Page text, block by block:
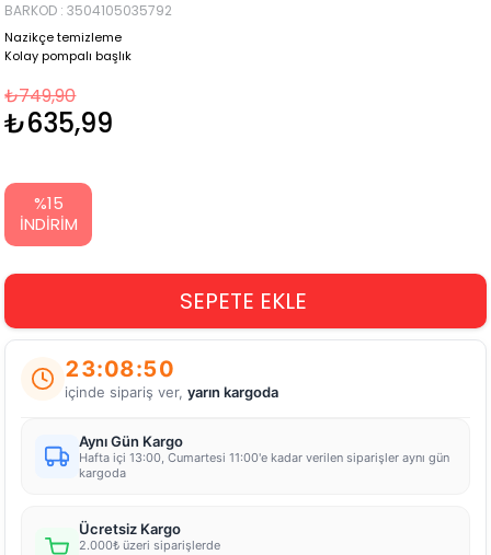
BARKOD : 3504105035792
Nazikçe temizleme
Kolay pompalı başlık
₺749,90
₺635,99
%15
İNDIRIM
23:08:50
içinde sipariş ver,yarın kargoda
Aynı Gün Kargo
Hafta içi 13:00, Cumartesi 11:00'e kadar verilen siparişler aynı gün
kargoda
Ücretsiz Kargo
2.000₺ üzeri siparişlerde